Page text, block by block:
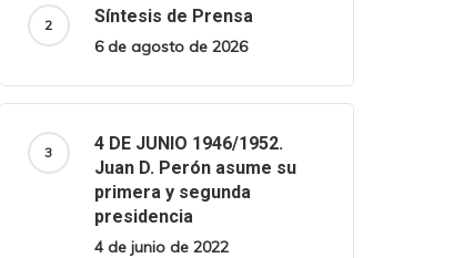
Síntesis de Prensa
6 de agosto de 2026
4 DE JUNIO 1946/1952.
Juan D. Perón asume su
primera y segunda
presidencia
4 de junio de 2022